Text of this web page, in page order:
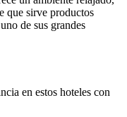
que sirve productos
de sus grandes
en estos hoteles con